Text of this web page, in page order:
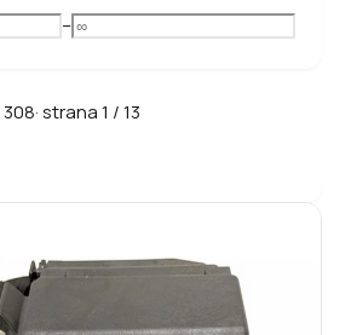
–
308·strana1 /13